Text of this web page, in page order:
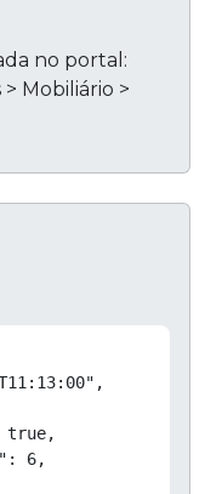
no portal:
Mobiliário >
true,
6,